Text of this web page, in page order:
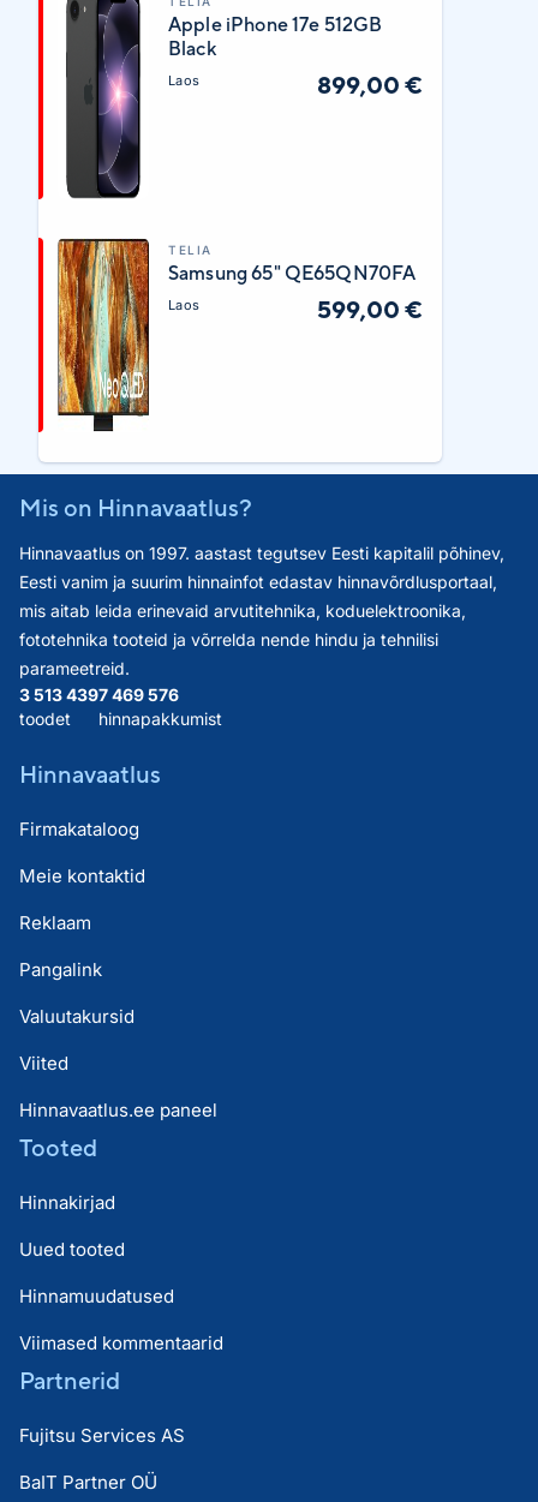
Apple iPhone 17e 512GB
Black
Laos 899,00 €
TELIA
Samsung 65" QE65QN70FA
Laos 599,00 €
Mis on Hinnavaatlus?
Hinnavaatlus on 1997. aastast tegutsev Eesti kapitalil põhinev,
Eesti vanim ja suurim hinnainfot edastav hinnavõrdlusportaal,
mis aitab leida erinevaid arvutitehnika, koduelektroonika,
fototehnika tooteid ja võrrelda nende hindu ja tehnilisi
parameetreid.
3 513 439
toodet
7 469 576
hinnapakkumist
Hinnavaatlus
Firmakataloog
Meie kontaktid
Reklaam
Pangalink
Valuutakursid
Viited
Hinnavaatlus.ee paneel
Tooted
Hinnakirjad
Uued tooted
Hinnamuudatused
Viimased kommentaarid
Partnerid
Fujitsu Services AS
BaIT Partner OÜ